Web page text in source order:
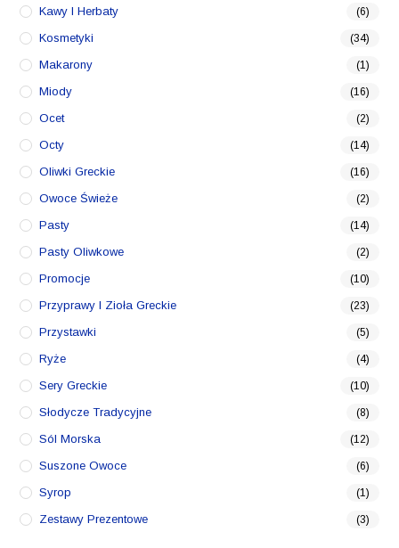
Kawy I Herbaty (6)
Kosmetyki (34)
Makarony (1)
Miody (16)
Ocet (2)
Octy (14)
Oliwki Greckie (16)
Owoce Świeże (2)
Pasty (14)
Pasty Oliwkowe (2)
Promocje (10)
Przyprawy I Zioła Greckie (23)
Przystawki (5)
Ryże (4)
Sery Greckie (10)
Słodycze Tradycyjne (8)
Sól Morska (12)
Suszone Owoce (6)
Syrop (1)
Zestawy Prezentowe (3)